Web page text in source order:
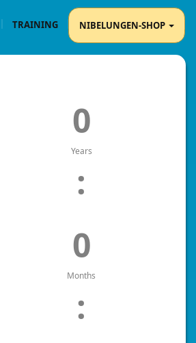
TRAINING NIBELUNGEN-SHOP
0
Years
:
0
Months
: